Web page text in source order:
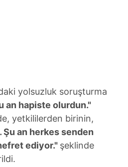
yolsuzluk soruşturma
an hapiste olurdun."
yetkililerden birinin,
Şu an herkes senden
ediyor." şeklinde